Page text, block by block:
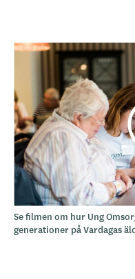
Se filmen om hur Ung
generationer på Vardagas